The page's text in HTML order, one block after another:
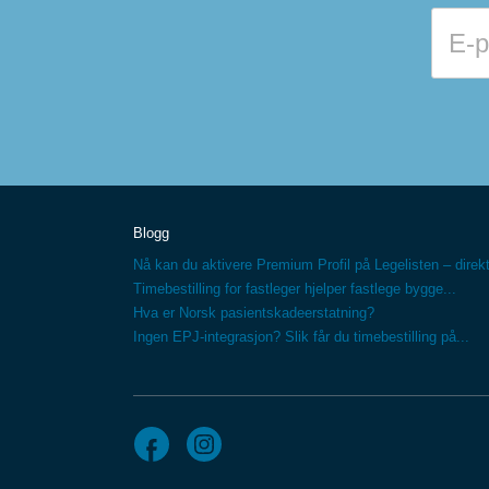
Blogg
Nå kan du aktivere Premium Profil på Legelisten –
Timebestilling for fastleger hjelper fastlege bygge...
Hva er Norsk pasientskadeerstatning?
Ingen EPJ-integrasjon? Slik får du timebestilling på...